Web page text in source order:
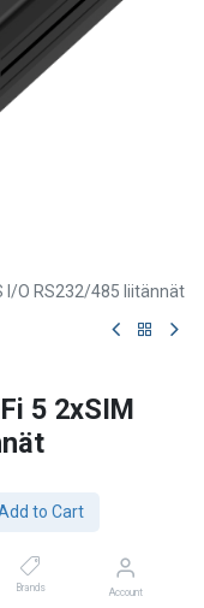
to Cart
Brands Account
I/O RS232/485 liitännät
5 2xSIM
5G‑datanopeudet
jatkuva yhteys